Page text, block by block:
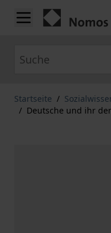
Zum Inhalt springen
Startseite /
/ Deutsche und ihr